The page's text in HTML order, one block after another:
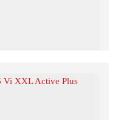
Stunde -
für Ihr
Korbgestaltung,
Körbe